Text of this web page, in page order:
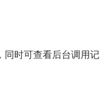
同时可查看后台调用记